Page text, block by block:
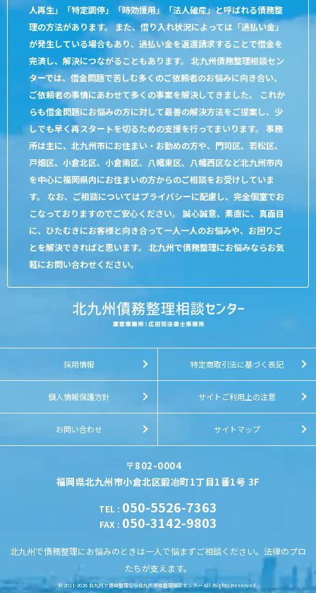
人再生」「特定調停」「時効援用」「法人破産」と呼ばれる債務整
理の方法があります。 また、借り入れ状況によっては「過払い金」
が発生している場合もあり、過払い金を返還請求することで借金を
完済し、解決につながることもあります。 北九州債務整理相談セン
ターでは、借金問題で苦しむ多くのご依頼者のお悩みに向き合い、
ご依頼者の事情にあわせて多くの事案を解決してきました。 これか
らも借金問題にお悩みの方に対して最善の解決方法をご提案し、少
しでも早く再スタートを切るための支援を行ってまいります。 事務
所は主に、北九州市にお住まい・お勤めの方や、門司区、若松区、
戸畑区、小倉北区、小倉南区、八幡東区、八幡西区など北九州市内
を中心に福岡県内にお住まいの方からのご相談をお受けしていま
す。 なお、ご相談についてはプライバシーに配慮し、完全個室でお
こなっておりますのでご安心ください。 誠心誠意、素直に、真面目
に、ひたむきにお客様と向き合って一人一人のお悩みや、お困りご
とを解決できればと思います。 北九州で債務整理にお悩みならお気
軽にお問い合わせください。
採用情報 特定商取引法に基づく表記
個人情報保護方針 サイトご利用上の注意
お問い合わせ サイトマップ
〒802-0004
福岡県北九州市小倉北区鍛冶町1丁目1番1号 3F
TEL : 050-5526-7363
FAX : 050-3142-9803
北九州で債務整理にお悩みのときは一人で悩まずご相談ください。法律のプロ
たちが支えます。
© 2011-2026 北九州で債務整理なら北九州債務整理相談センターAll Rights Reserved.